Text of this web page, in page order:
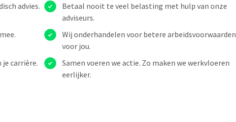
advies.
Betaal nooit te veel belasting met hulp van onze
adviseurs.
Wij onderhandelen voor betere arbeidsvoorwaarden
voor jou.
carrière.
Samen voeren we actie. Zo maken we werkvloeren
eerlijker.